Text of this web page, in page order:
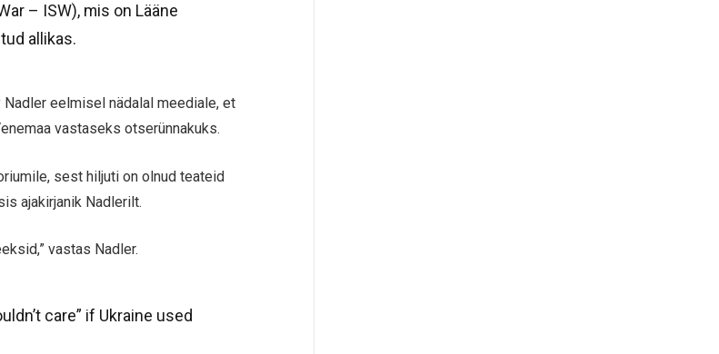
– ISW), mis on Lääne
allikas.
eelmisel nädalal meediale, et
vastaseks otserünnakuks.
sest hiljuti on olnud teateid
ajakirjanik Nadlerilt.
vastas Nadler.
care” if Ukraine used